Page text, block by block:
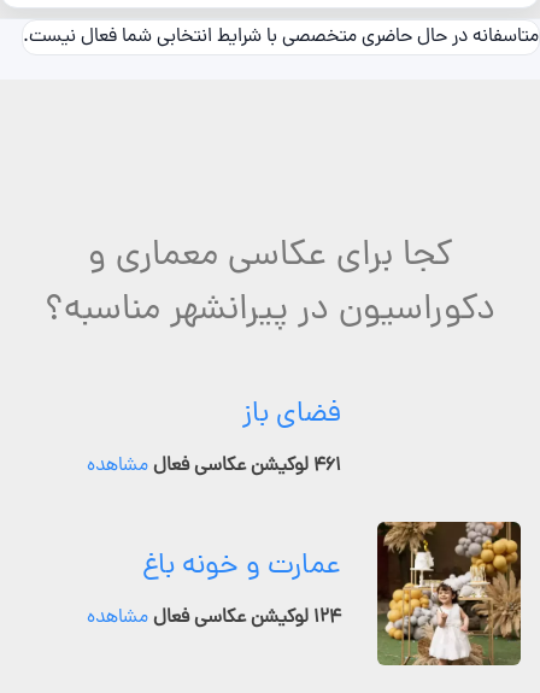
متاسفانه در حال حاضری متخصصی با شرایط انتخابی شما فعال نیست.
کجا برای عکاسی معماری و
دکوراسیون در پیرانشهر مناسبه؟
فضای باز
۴۶۱ لوکیشن عکاسی فعال مشاهده
عمارت و خونه باغ
۱۲۴ لوکیشن عکاسی فعال مشاهده